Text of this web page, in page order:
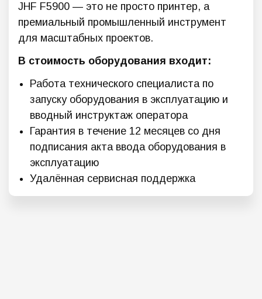
JHF F5900 — это не просто принтер, а
премиальный промышленный инструмент
для масштабных проектов.
В стоимость оборудования входит:
Работа технического специалиста по
запуску оборудования в эксплуатацию и
вводный инструктаж оператора
Гарантия в течение 12 месяцев со дня
подписания акта ввода оборудования в
эксплуатацию
Удалённая сервисная поддержка